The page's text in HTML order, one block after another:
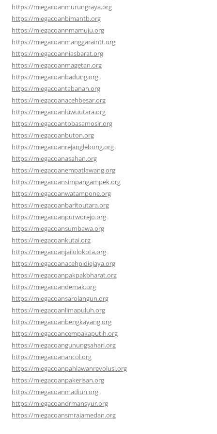
https://miegacoanmurungraya.org
https://miegacoanbimantb.org
https://miegacoannmamuju.org
https://miegacoanmanggaraintt.org
https://miegacoanniasbarat.org
https://miegacoanmagetan.org
https://miegacoanbadung.org
https://miegacoantabanan.org
https://miegacoanacehbesar.org
https://miegacoanluwuutara.org
https://miegacoantobasamosir.org
https://miegacoanbuton.org
https://miegacoanrejanglebong.org
https://miegacoanasahan.org
https://miegacoanempatlawang.org
https://miegacoansimpangampek.org
https://miegacoanwatampone.org
https://miegacoanbaritoutara.org
https://miegacoanpurworejo.org
https://miegacoansumbawa.org
https://miegacoankutai.org
https://miegacoanjailolokota.org
https://miegacoanacehpidiejaya.org
https://miegacoanpakpakbharat.org
https://miegacoandemak.org
https://miegacoansarolangun.org
https://miegacoanlimapuluh.org
https://miegacoanbengkayang.org
https://miegacoancempakaputih.org
https://miegacoangunungsahari.org
https://miegacoanancol.org
https://miegacoanpahlawanrevolusi.org
https://miegacoanpakerisan.org
https://miegacoanmadiun.org
https://miegacoandrmansyur.org
https://miegacoansmrajamedan.org